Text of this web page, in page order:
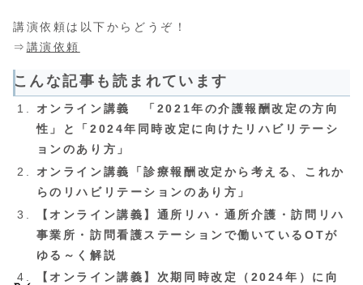
講演依頼は以下からどうぞ！
⇒ 講演依頼
こんな記事も読まれています
オンライン講義 「2021年の介護報酬改定の方向
性」と「2024年同時改定に向けたリハビリテーシ
ョンのあり方」
オンライン講義「診療報酬改定から考える、これか
らのリハビリテーションのあり方」
【オンライン講義】通所リハ・通所介護・訪問リハ
事業所・訪問看護ステーションで働いているOTが
ゆる～く解説
【オンライン講義】次期同時改定（2024年）に向